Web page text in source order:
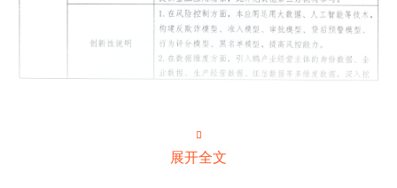

展开全文